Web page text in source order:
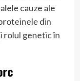
cauze ale
din
rolul genetic în